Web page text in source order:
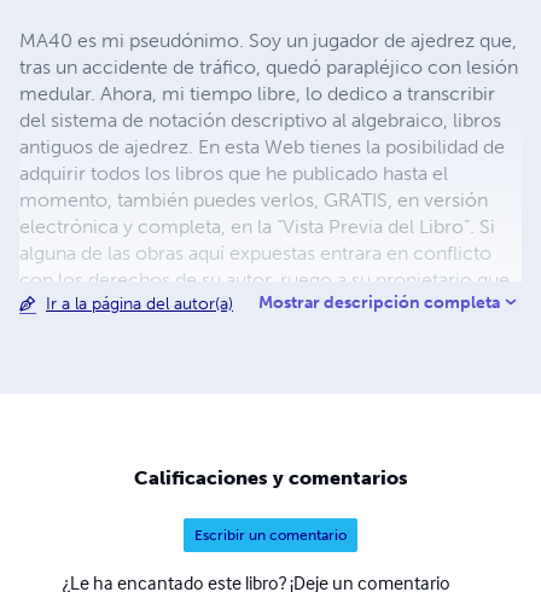
MA40 es mi pseudónimo. Soy un jugador de ajedrez que,
tras un accidente de tráfico, quedó parapléjico con lesión
medular. Ahora, mi tiempo libre, lo dedico a transcribir
del sistema de notación descriptivo al algebraico, libros
antiguos de ajedrez. En esta Web tienes la posibilidad de
adquirir todos los libros que he publicado hasta el
momento, también puedes verlos, GRATIS, en versión
electrónica y completa, en la “Vista Previa del Libro”. Si
alguna de las obras aquí expuestas entrara en conflicto
con los derechos de su autor, ruego a su propietario que
se ponga en contacto conmigo, en la dirección de
Ir a la página del autor(a) Mostrar descripción completa
Calificaciones y comentarios
Escribir un comentario
¿Le ha encantado este libro? ¡Deje un comentario